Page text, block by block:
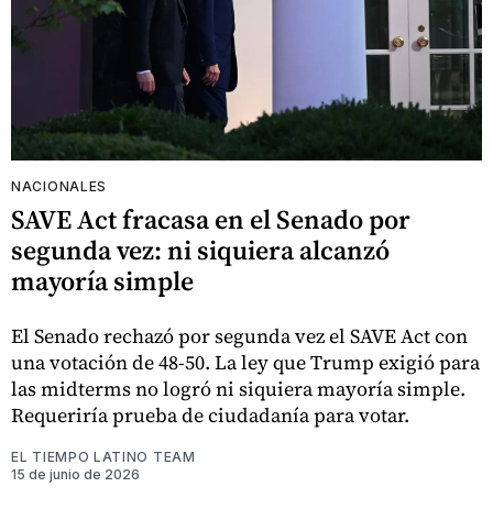
NACIONALES
SAVE Act fracasa en el Senado por
segunda vez: ni siquiera alcanzó
mayoría simple
El Senado rechazó por segunda vez el SAVE Act con
una votación de 48-50. La ley que Trump exigió para
las midterms no logró ni siquiera mayoría simple.
Requeriría prueba de ciudadanía para votar.
EL TIEMPO LATINO TEAM
15 de junio de 2026